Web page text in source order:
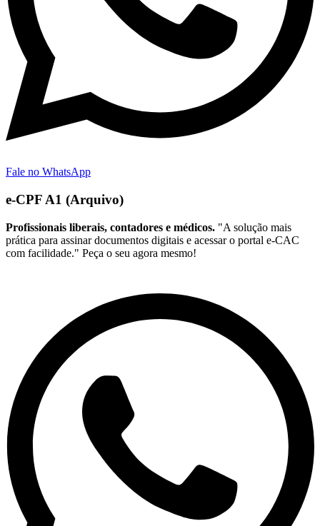
Fale no WhatsApp
e-CPF A1 (Arquivo)
Profissionais liberais, contadores e médicos. "A solução mais
prática para assinar documentos digitais e acessar o portal e-CAC
com facilidade." Peça o seu agora mesmo!